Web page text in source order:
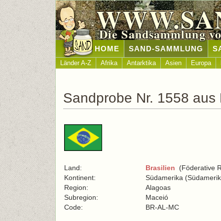
Die Sandsammlung
HOME SAND-SAMMLUNG
Länder A-Z Afrika Antarktika Asien Europa
Sandprobe Nr. 1558 aus
Land: Brasilien (Föderative
Kontinent:
Südamerika
Region:
Alagoas
Subregion:
Maceió
Code:
BR-AL-MC